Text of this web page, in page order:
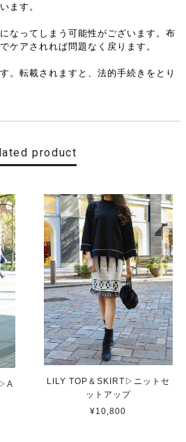
ます。
なってしまう可能性がございます。布
ケアされれば問題なく戻ります。
。転載されますと、法的手続きをとり
product
LILY TOP＆SKIRT▷ニットセ
ットアップ
¥10,800